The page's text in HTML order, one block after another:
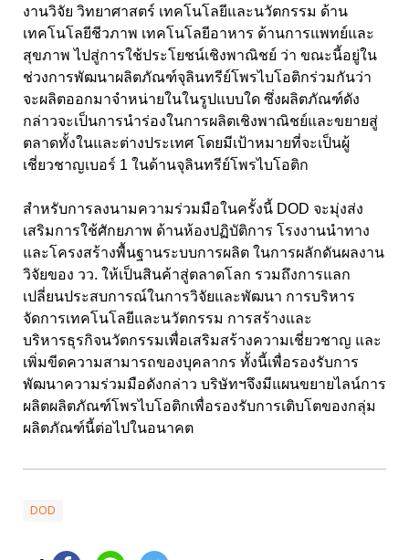
งานวิจัย วิทยาศาสตร์ เทคโนโลยีและนวัตกรรม ด้าน
เทคโนโลยีชีวภาพ เทคโนโลยีอาหาร ด้านการแพทย์และ
สุขภาพ ไปสู่การใช้ประโยชน์เชิงพาณิชย์ ว่า ขณะนี้อยู่ใน
ช่วงการพัฒนาผลิตภัณฑ์จุลินทรีย์โพรไบโอติกร่วมกันว่า
จะผลิตออกมาจำหน่ายในในรูปแบบใด ซึ่งผลิตภัณฑ์ดัง
กล่าวจะเป็นการนำร่องในการผลิตเชิงพาณิชย์และขยายสู่
ตลาดทั้งในและต่างประเทศ โดยมีเป้าหมายที่จะเป็นผู้
เชี่ยวชาญเบอร์ 1 ในด้านจุลินทรีย์โพรไบโอติก
สำหรับการลงนามความร่วมมือในครั้งนี้ DOD จะมุ่งส่ง
เสริมการใช้ศักยภาพ ด้านห้องปฏิบัติการ โรงงานนำทาง
และโครงสร้างพื้นฐานระบบการผลิต ในการผลักดันผลงาน
วิจัยของ วว. ให้เป็นสินค้าสู่ตลาดโลก รวมถึงการแลก
เปลี่ยนประสบการณ์ในการวิจัยและพัฒนา การบริหาร
จัดการเทคโนโลยีและนวัตกรรม การสร้างและ
บริหารธุรกิจนวัตกรรมเพื่อเสริมสร้างความเชี่ยวชาญ และ
เพิ่มขีดความสามารถของบุคลากร ทั้งนี้เพื่อรองรับการ
พัฒนาความร่วมมือดังกล่าว บริษัทฯจึงมีแผนขยายไลน์การ
ผลิตผลิตภัณฑ์โพรไบโอติกเพื่อรองรับการเติบโตของกลุ่ม
ผลิตภัณฑ์นี้ต่อไปในอนาคต
DOD